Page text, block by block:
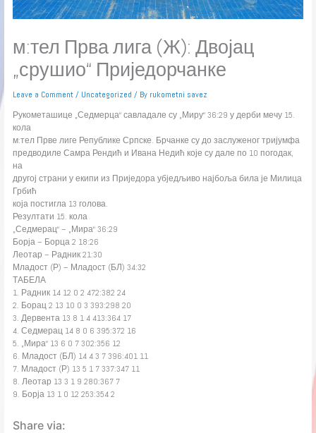
м:тел Прва лига (Ж): Двојац
„срушио“ Приједорчанке
Leave a Comment / Uncategorized / By rukometni savez
Рукометашице „Седмерца“ савладале су „Миру“ 36:29 у дерби мечу 15.
кола
м:тел Прве лиге Републике Српске. Брчанке су до заслуженог тријумфа
предводиле Самра Рендић и Ивана Недић које су дале по 10 погодак,
на
другој страни у екипи из Приједора убједљиво најбоља била је Милица
Грбић
која постигла 13 голова.
Резултати 15. кола
„Седмерац“ – „Мира“ 36:29
Борја – Борца 2 18:26
Леотар – Радник 21:30
Младост (Р) – Младост (БЛ) 34:32
ТАБЕЛА
1. Радник 14 12 0 2 472:382 24
2. Борац 2 13 10 0 3 393:298 20
3. Дервента 13 8 1 4 413:364 17
4. Седмерац 14 8 0 6 395:372 16
5. „Мира“ 13 6 0 7 302:356 12
6. Младост (БЛ) 14 4 3 7 396:401 11
7. Младост (Р) 13 5 1 7 337:347 11
8. Леотар 13 3 1 9 280:367 7
9. Борја 13 1 0 12 253:354 2
Share via: